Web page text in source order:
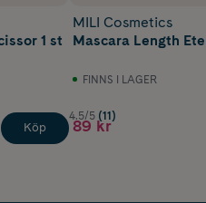
1 st
Köp
MILI Cosmetics
Mascara Length
FINNS I LAGER
4.5/5 (11)
89 kr